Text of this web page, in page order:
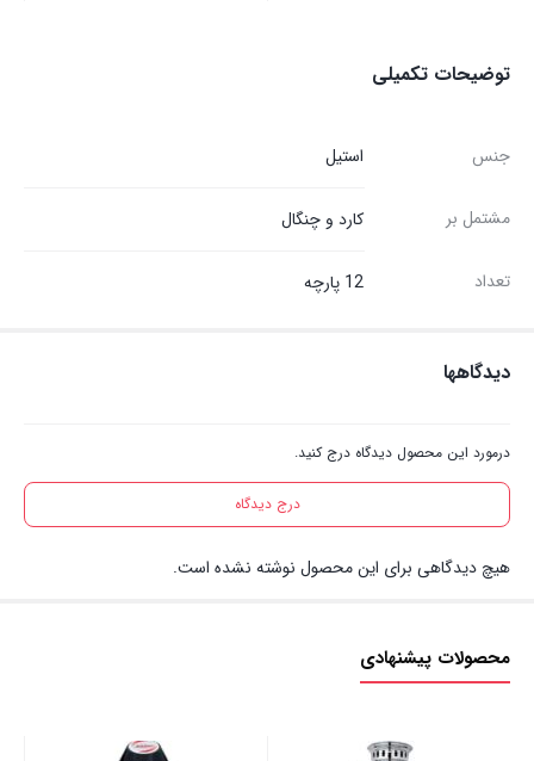
توضیحات تکمیلی
جنس استیل
مشتمل بر کارد و چنگال
تعداد 12 پارچه
دیدگاهها
درمورد این محصول دیدگاه درج کنید.
درج دیدگاه
هیچ دیدگاهی برای این محصول نوشته نشده است.
محصولات پیشنهادی